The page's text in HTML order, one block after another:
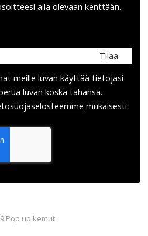
alla olevaan kenttään.
Tilaa
meille luvan käyttää tietojasi
luvan koska tahansa.
mukaisesti.
Pop up kemut